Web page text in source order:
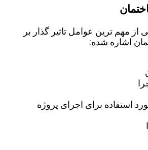
مهم ترین عوامل تاثیر گذار بر
اشاره شده:
استفاده برای اجرای پروژه